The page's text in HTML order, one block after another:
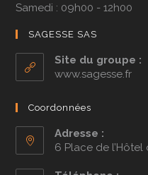
Samedi : 09h00 - 12h00
SAGESSE SAS
Site du groupe :
www.sagesse.fr
Coordonnées
Adresse :
6 Place de